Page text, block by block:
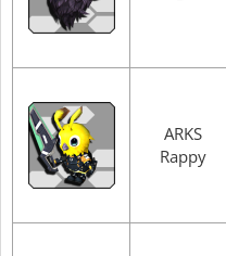
ARKS
Rappy